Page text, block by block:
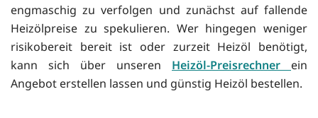
engmaschig zu verfolgen und zunächst auf fallende
Heizölpreise zu spekulieren. Wer hingegen weniger
risikobereit bereit ist oder zurzeit Heizöl benötigt,
kann sich über unseren Heizöl-Preisrechner ein
Angebot erstellen lassen und günstig Heizöl bestellen.